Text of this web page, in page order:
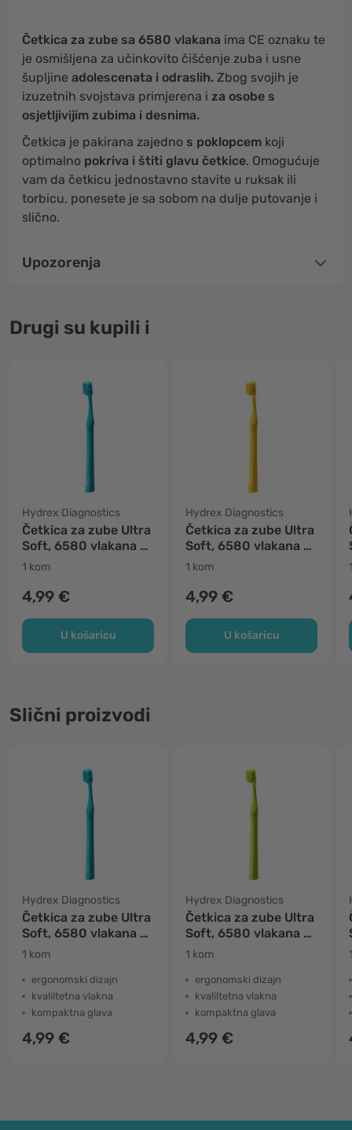
Četkica za zube sa 6580 vlakana ima CE oznaku te
je osmišljena za učinkovito čišćenje zuba i usne
šupljine adolescenata i odraslih. Zbog svojih je
izuzetnih svojstava primjerena i za osobe s
osjetljivijim zubima i desnima.
Četkica je pakirana zajedno s poklopcem koji
optimalno pokriva i štiti glavu četkice. Omogućuje
vam da četkicu jednostavno stavite u ruksak ili
torbicu, ponesete je sa sobom na dulje putovanje i
slično.
Upozorenja
Drugi su kupili i
Hydrex Diagnostics
Četkica za zube Ultra
Soft, 6580 vlakana -
mint
1 kom
4,99 €
U košaricu
Hydrex Diagnostics
Četkica za zube Ultra
Soft, 6580 vlakana -
žuta
1 kom
4,99 €
U košaricu
Slični proizvodi
Hydrex Diagnostics
Četkica za zube Ultra
Soft, 6580 vlakana -
mint
1 kom
ergonomski dizajn
kvaliltetna vlakna
kompaktna glava
4,99 €
Hydrex Diagnostics
Četkica za zube Ultra
Soft, 6580 vlakana -
zelena
1 kom
ergonomski dizajn
kvaliltetna vlakna
kompaktna glava
4,99 €